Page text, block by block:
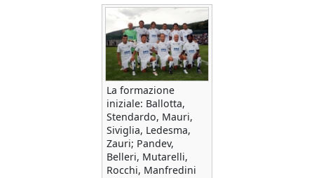
La formazione
iniziale: Ballotta,
Stendardo, Mauri,
Siviglia, Ledesma,
Zauri; Pandev,
Belleri, Mutarelli,
Rocchi, Manfredini